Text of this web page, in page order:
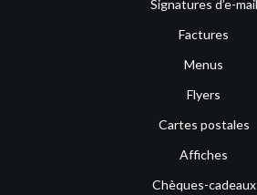
Signatures d’e-mail
Factures
Menus
Flyers
Cartes postales
Affiches
Chèques-cadeaux